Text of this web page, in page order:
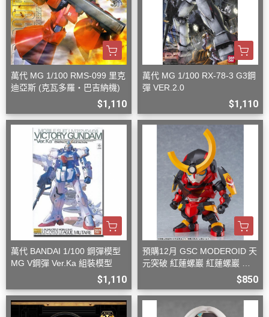
萬代 MG 1/100 RMS-099 里克
迪亞斯 (克瓦多羅・巴吉納機)
$1,110
萬代 MG 1/100 RX-78-3 G3鋼
彈 VER.2.0
$1,110
萬代 BANDAI 1/100 鋼彈模型
MG V鋼彈 Ver.Ka 組裝模型
$1,110
預購12月 GSC MODEROID 天
元突破 紅蓮螺巖 紅蓮螺巖 再
$850